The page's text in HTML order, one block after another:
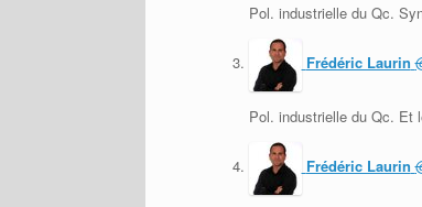
Pol. industrielle du Qc.
Frédéric Laurin ‏
Pol. industrielle du Qc. Et
Frédéric Laurin ‏